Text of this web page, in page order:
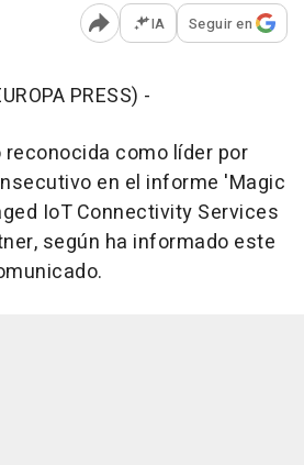
Abrir opciones para
IA Seguir en
PRESS) -
como líder por
en el informe 'Magic
IoT Connectivity Services
según ha informado este